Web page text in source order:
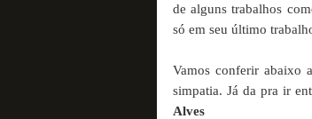
de alguns trabalhos
só em seu último
Vamos conferir abaixo
simpatia. Já da pra ir
Alves